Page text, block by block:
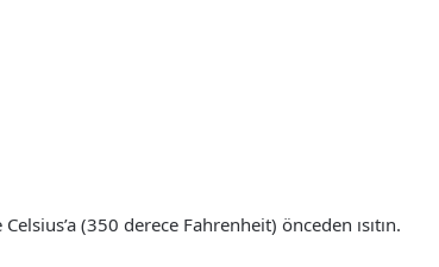
Celsius’a (350 derece Fahrenheit) önceden ısıtın.